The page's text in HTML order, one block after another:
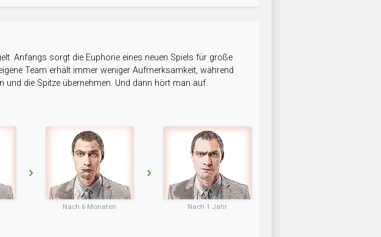
Anfangs sorgt die Euphorie eines neuen Spiels für große
Team erhält immer weniger Aufmerksamkeit, während
und die Spitze übernehmen. Und dann hört man auf.
Nach 6 Monaten Nach 1 Jahr